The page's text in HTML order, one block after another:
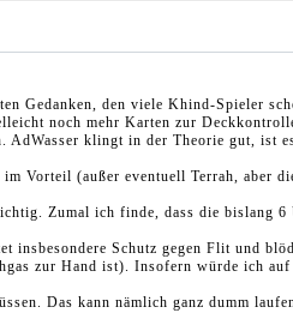
Gedanken, den viele Khind-Spieler
noch mehr Karten zur
klingt in der Theorie gut, ist
Vorteil (außer eventuell Terrah, aber
Zumal ich finde, dass die bislang
Schutz gegen Flit und
zur Hand ist). Insofern würde ich
Das kann nämlich ganz dumm